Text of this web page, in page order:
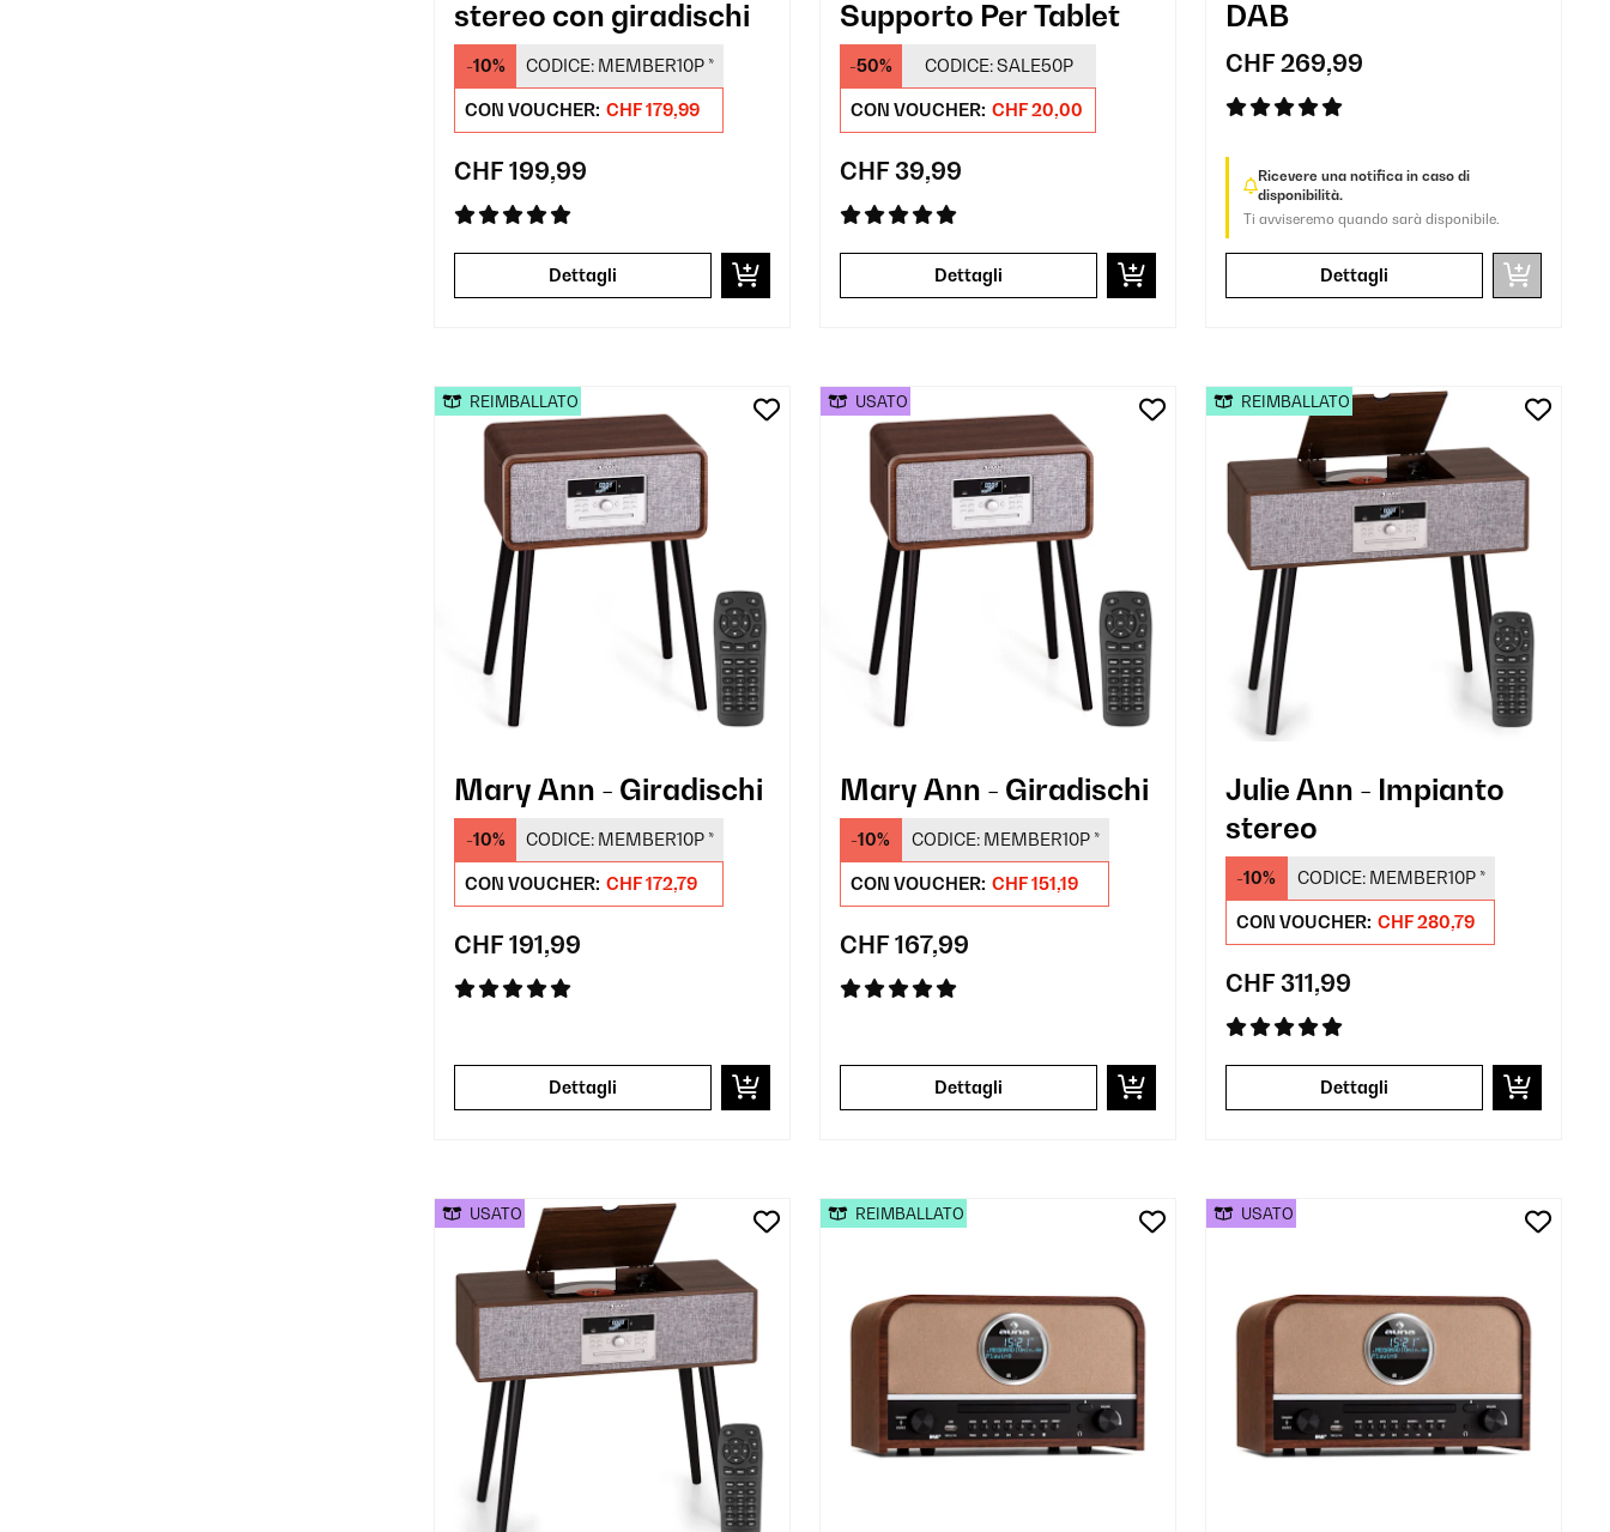
stereo con giradischi
-10% CODICE: MEMBER10P *
CON VOUCHER: CHF 179,99
CHF 199,99
Dettagli
Supporto Per Tablet
-50% CODICE:SALE50P
CON VOUCHER: CHF 20,00
CHF 39,99
Dettagli
DAB
CHF 269,99
Ricevere una notifica in caso di
disponibilità.
Ti avviseremo quando sarà disponibile.
Dettagli
Mary Ann - Giradischi
-10% CODICE: MEMBER10P *
CON VOUCHER: CHF 172,79
CHF 191,99
Dettagli
REIMBALLATO
Mary Ann - Giradischi
-10% CODICE: MEMBER10P*
CON VOUCHER: CHF 151,19
CHF 167,99
Dettagli
USATO
Julie Ann - Impianto
stereo
-10% CODICE: MEMBER10P*
CON VOUCHER: CHF 280,79
CHF 311,99
Dettagli
REIMBALLATO
USATO REIMBALLATO USATO